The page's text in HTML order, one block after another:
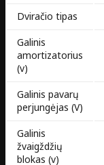
Dviračio tipas
Galinis
amortizatorius
(v)
Galinis pavarų
perjungėjas (V)
Galinis
žvaigždžių
blokas (v)